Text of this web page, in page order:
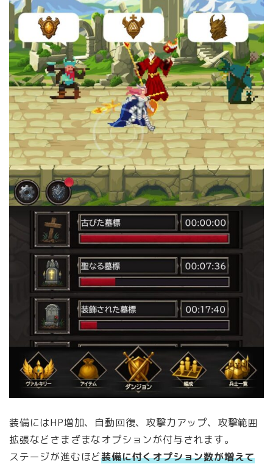
装備にはHP増加、自動回復、攻撃力アップ、攻撃範囲
拡張などさまざまなオプションが付与されます。
ステージが進むほど装備に付くオプション数が増えて